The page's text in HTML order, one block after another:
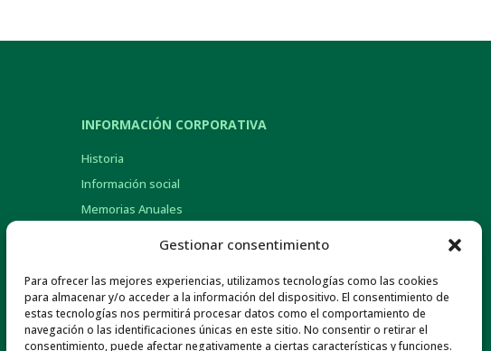
Gestionar consentimiento
Para ofrecer las mejores experiencias, utilizamos tecnologías como las cookies
para almacenar y/o acceder a la información del dispositivo. El consentimiento de
estas tecnologías nos permitirá procesar datos como el comportamiento de
navegación o las identificaciones únicas en este sitio. No consentir o retirar el
consentimiento, puede afectar negativamente a ciertas características y funciones.
INFORMACIÓN CORPORATIVA
Historia
Información social
Memorias Anuales
Normativa de Interés
Canal ético